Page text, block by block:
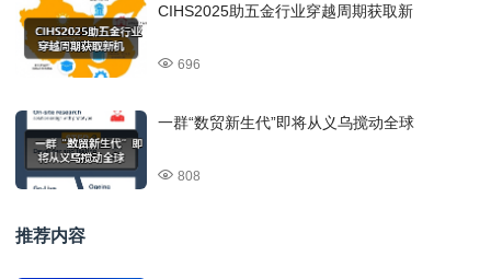
CIHS2025助五金行业穿越周期获取新
696
一群“数贸新生代”即将从义乌搅动全球
808
推荐内容